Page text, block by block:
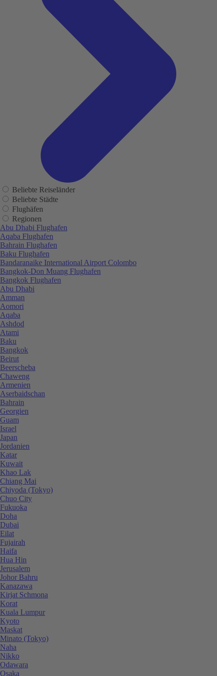
Beliebte Reiseländer
Beliebte Städte
Flughäfen
Regionen
Abu Dhabi Flughafen
Aqaba Flughafen
Bahrain Flughafen
Baku Flughafen
Bandaranaike International Airport Colombo
Bangkok-Don Muang Flughafen
Bangkok Flughafen
Abu Dhabi
Amman
Aomori
Aqaba
Ashdod
Atami
Baku
Bangkok
Beirut
Beerscheba
Chaweng
Armenien
Aserbaidschan
Bahrain
Georgien
Guam
Israel
Japan
Jordanien
Katar
Kuwait
Khao Lak
Chiang Mai
Chiyoda (Tokyo)
Chuo City
Fukuoka
Doha
Dubai
Eilat
Fujairah
Haifa
Hua Hin
Jerusalem
Johor Bahru
Kanazawa
Kirjat Schmona
Korat
Kuala Lumpur
Kyoto
Maskat
Minato (Tokyo)
Naha
Nikko
Odawara
Osaka